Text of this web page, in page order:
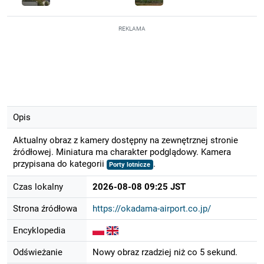
REKLAMA
Opis
Aktualny obraz z kamery dostępny na zewnętrznej stronie
źródłowej. Miniatura ma charakter podglądowy. Kamera
przypisana do kategorii
Porty lotnicze .
Czas lokalny 2026-08-08 09:25 JST
Strona źródłowa https://okadama-airport.co.jp/
Encyklopedia
Odświeżanie Nowy obraz rzadziej niż co 5 sekund.